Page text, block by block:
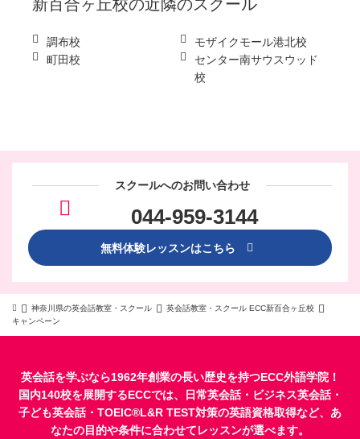
新百合ヶ丘校の近隣のスクール
調布校
モザイクモール港北校
町田校
センター南サウスウッド
校
スクールへのお問い合わせ
044-959-3144
無料体験レッスンはこちら
神奈川県の英会話教室・スクール
英会話教室・スクール ECC新百合ヶ丘校
キャンペーン
英会話を学ぶなら1962年創業の長い歴史を持つECC外語学院！
国内140校を展開するECCでは、
日常英会話・ ビジネス英会話・
子ども英会話・ TOEIC®L&R TEST対策の英語資格取得など、あ
なたの目的や条件に合わせてレッスンが選べます。